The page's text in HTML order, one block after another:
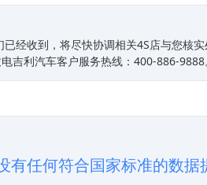
经收到，将尽快协调相关4S店与您核
吉利汽车客户服务热线：400-886-9888
有任何符合国家标准的数据